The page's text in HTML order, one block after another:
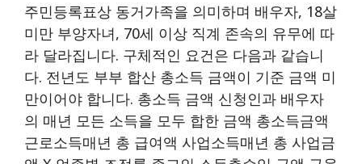
주민등록표상 동거가족을 의미하며 배우자, 18살
미만 부양자녀, 70세 이상 직계 존속의 유무에 따
라 달라집니다. 구체적인 요건은 다음과 같습니
다. 전년도 부부 합산 총소득 금액이 기준 금액 미
만이어야 합니다. 총소득 금액 신청인과 배우자
의 매년 모든 소득을 모두 합한 금액 총소득금액
근로소득매년 총 급여액 사업소득매년 총 사업금